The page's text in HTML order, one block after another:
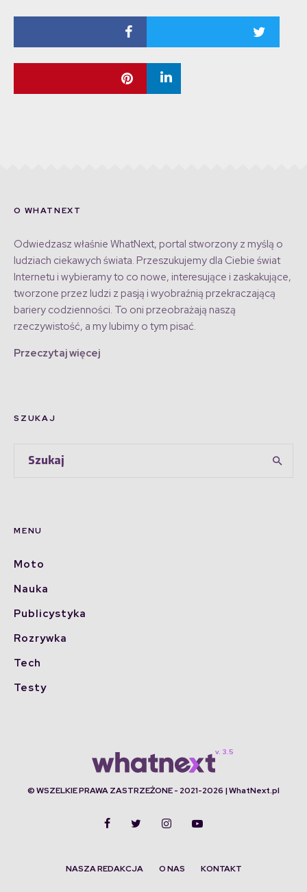
O WHATNEXT
Odwiedzasz właśnie WhatNext, portal stworzony z myślą o
ludziach ciekawych świata. Przeszukujemy dla Ciebie świat
Internetu i wybieramy to co nowe, interesujące i zaskakujące,
tworzone przez ludzi z pasją i wyobraźnią przekraczającą
bariery codzienności. To oni przeobrażają naszą
rzeczywistość, a my lubimy o tym pisać.
Przeczytaj więcej
SZUKAJ
MENU
Moto
Nauka
Publicystyka
Rozrywka
Tech
Testy
© WSZELKIE PRAWA ZASTRZEŻONE - 2021-2026 | WhatNext.pl
NASZA REDAKCJA O NAS KONTAKT